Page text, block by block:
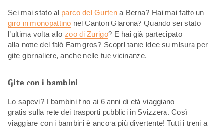
Sei mai stato al parco del Gurtena Berna? Hai mai fatto un
giro in monopattino nel Canton Glarona? Quando sei stato
l’ultima volta allozoo di Zurigo? E hai già partecipato
alla notte dei falò Famigros? Scopri tante idee su misura per
gite giornaliere, anche nelle tue vicinanze.
Gite con i bambini
Lo sapevi? I bambini fino ai 6 anni di età viaggiano
gratis sulla rete dei trasporti pubblici in Svizzera. Così
viaggiare con i bambini è ancora più divertente! Tutti i treni a